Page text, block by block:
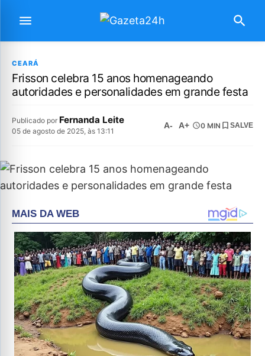
CEARÁ
Frisson celebra 15 anos homenageando
autoridades e personalidades em grande festa
Publicado por Fernanda Leite
05 de agosto de 2025, às 13:11
A- A+ 0 MIN SALVE